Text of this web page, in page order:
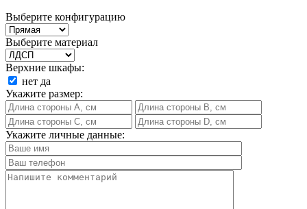
Выберите конфигурацию
Выберите материал
Верхние шкафы:
нет да
Укажите размер:
Укажите личные данные: